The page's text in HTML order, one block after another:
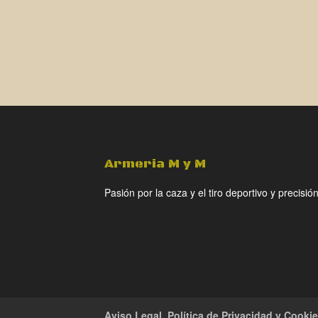
Armeria M y M
Pasión por la caza y el tiro deportivo y